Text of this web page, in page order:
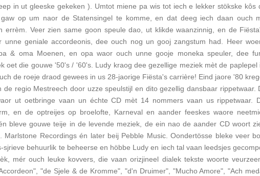
in ut gleeske gekeken ). Umtot miene pa wis tot iech e lekker stökske kôs
op um naor de Statensingel te komme, en dat deeg iech daan ouch
errèm. Veer zien same goon speule dao, ut klikde waanzinnig, en de
unne geniale accordeonis, dee ouch nog un gooj zangstum had. Heer
& oma Moenen, en opa waor ouch unne gooje moneka speuler, dee
oet die gouwe '50's / '60's. Ludy kraog dee gezellige meziek mèt de paplepel
de roeje draod gewees in us 28-jaorige Fiësta's carrière! Eind jaore '80
de regio Mestreech door uzze speulstijl en dito gezellig dansbaar rippetwaar.
ut oetbringe vaan un échte CD mèt 14 nommers vaan us rippetwaar.
en de optreijes op broelofte, Karneval en aander feeskes waore
bleve gouwe teije in de levende meziek, de ein nao de aander CD woort
Marlstone Recordings én later beij Pebble Music. Oondertösse bleke veer
sjrieve behuurlik te beheerse en höbbe Ludy en iech tal vaan leedsjes
mér ouch leuke kovvers, die vaan orizjineel dialek tekste woorte
"de Sjele & de Kromme", "d'n Druimer", "Mucho Amore", "Ach